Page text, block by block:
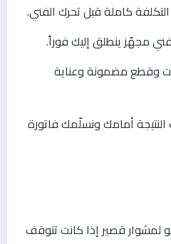
كاملة قبل تحرك الفني.
مجهّز ينطلق إليك فوراً.
وقطع مضمونة وعناية
النتيجة أمامك ونسلّمك فاتورة
لمشوار قصير إذا كانت تتوقف